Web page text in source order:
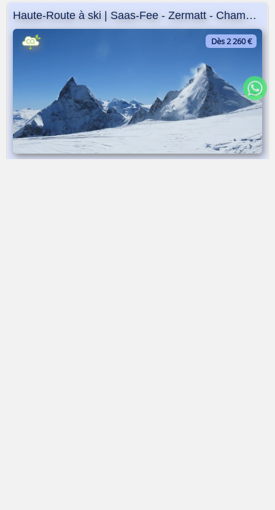
Haute-Route à ski | Saas-Fee - Zermatt - Chamonix
Dès 2 260 €